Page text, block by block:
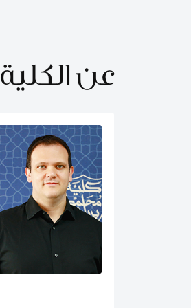
عن الكلية